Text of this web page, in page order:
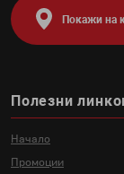
домашно
От
керамика
универсални
Полезни
Начало
Промоции
Покажи на